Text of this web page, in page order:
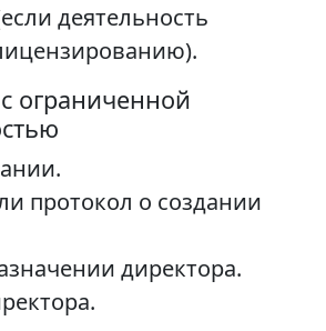
деятельность
ограниченной
протокол о создании
директора.